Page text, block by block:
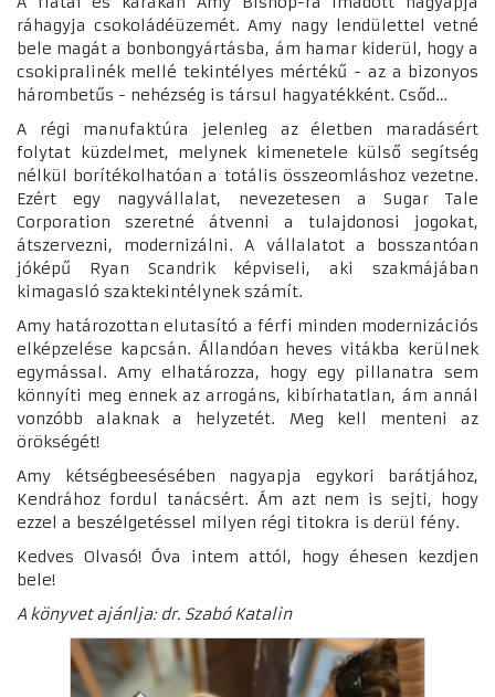
ráhagyja csokoládéüzemét. Amy nagy lendülettel vetné
bele magát a bonbongyártásba, ám hamar kiderül, hogy a
csokipralinék mellé tekintélyes mértékű - az a bizonyos
hárombetűs - nehézség is társul hagyatékként. Csőd…
A régi manufaktúra jelenleg az életben maradásért
folytat küzdelmet, melynek kimenetele külső segítség
nélkül borítékolhatóan a totális összeomláshoz vezetne.
Ezért egy nagyvállalat, nevezetesen a Sugar Tale
Corporation szeretné átvenni a tulajdonosi jogokat,
átszervezni, modernizálni. A vállalatot a bosszantóan
jóképű Ryan Scandrik képviseli, aki szakmájában
kimagasló szaktekintélynek számít.
Amy határozottan elutasító a férfi minden modernizációs
elképzelése kapcsán. Állandóan heves vitákba kerülnek
egymással. Amy elhatározza, hogy egy pillanatra sem
könnyíti meg ennek az arrogáns, kibírhatatlan, ám annál
vonzóbb alaknak a helyzetét. Meg kell menteni az
örökségét!
Amy kétségbeesésében nagyapja egykori barátjához,
Kendrához fordul tanácsért. Ám azt nem is sejti, hogy
ezzel a beszélgetéssel milyen régi titokra is derül fény.
Kedves Olvasó! Óva intem attól, hogy éhesen kezdjen
bele!
A könyvet ajánlja: dr. Szabó Katalin